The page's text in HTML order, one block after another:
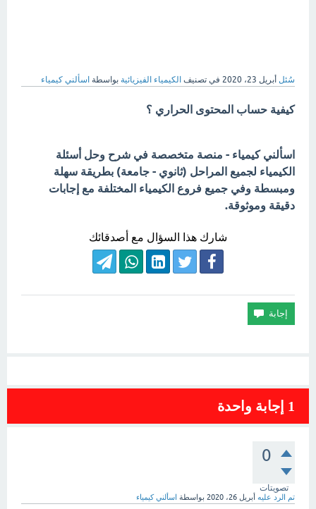
سُئل أبريل 23، 2020 في تصنيف الكيمياء الفيزيائية بواسطة اسألني كيمياء
كيفية حساب المحتوى الحراري ؟
اسألني كيمياء - منصة متخصصة في شرح وحل أسئلة
الكيمياء لجميع المراحل (ثانوي - جامعة) بطريقة سهلة
ومبسطة وفي جميع فروع الكيمياء المختلفة مع إجابات
دقيقة وموثوقة.
شارك هذا السؤال مع أصدقائك
1 إجابة واحدة
0
تصويتات
تم الرد عليه أبريل 26، 2020 بواسطة اسألني كيمياء